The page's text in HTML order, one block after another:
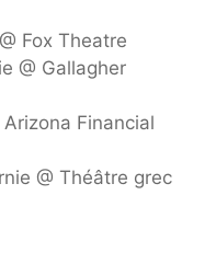
Fox Theatre
@ Gallagher
Financial
@ Théâtre grec